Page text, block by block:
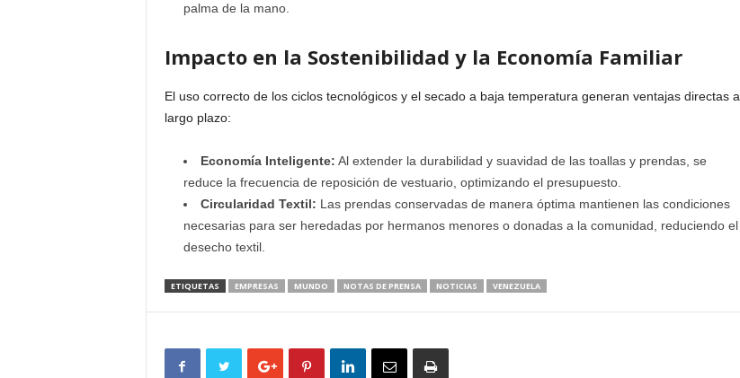
palma de la mano.
Impacto en la Sostenibilidad y la Economía Familiar
El uso correcto de los ciclos tecnológicos y el secado a baja temperatura generan ventajas directas a
largo plazo:
Economía Inteligente: Al extender la durabilidad y suavidad de las toallas y prendas, se
reduce la frecuencia de reposición de vestuario, optimizando el presupuesto.
Circularidad Textil: Las prendas conservadas de manera óptima mantienen las condiciones
necesarias para ser heredadas por hermanos menores o donadas a la comunidad, reduciendo el
desecho textil.
ETIQUETAS EMPRESAS MUNDO NOTAS DE PRENSA NOTICIAS VENEZUELA